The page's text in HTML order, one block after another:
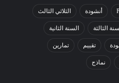
أنشودة الثلاثي الثالث
الثالثة السنة الثانية
تقييم تمارين
نماذج